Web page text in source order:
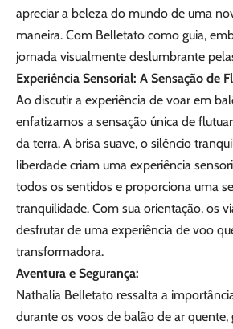
apreciar a beleza do mundo de uma
maneira. Com Belletato como guia,
jornada visualmente deslumbrante
Experiência Sensorial: A Sensação de
Ao discutir a experiência de voar em
enfatizamos a sensação única de
da terra. A brisa suave, o silêncio
liberdade criam uma experiência
todos os sentidos e proporciona uma
tranquilidade. Com sua orientação, os
desfrutar de uma experiência de voo
transformadora.
Aventura e Segurança:
Nathalia Belletato ressalta a
durante os voos de balão de ar quente,